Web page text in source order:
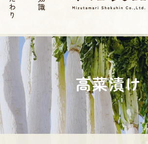
薩摩たく
あん 水溜
食品 | 伝
統 寒干し
たくあ
高菜漬け